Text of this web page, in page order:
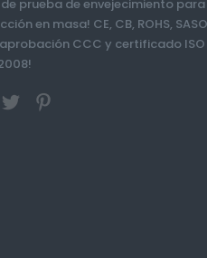
de prueba de envejecimiento
en masa! CE, CB, ROHS,
CCC y certificado ISO